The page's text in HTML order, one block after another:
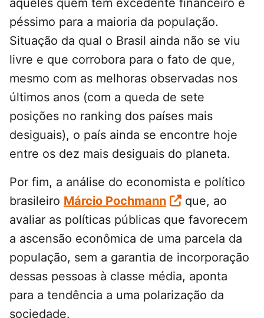
aqueles quem tem excedente financeiro e
péssimo para a maioria da população.
Situação da qual o Brasil ainda não se viu
livre e que corrobora para o fato de que,
mesmo com as melhoras observadas nos
últimos anos (com a queda de sete
posições no ranking dos países mais
desiguais), o país ainda se encontre hoje
entre os dez mais desiguais do planeta.
Por fim, a análise do economista e político
brasileiro Márcio Pochmann
que, ao
avaliar as políticas públicas que favorecem
a ascensão econômica de uma parcela da
população, sem a garantia de incorporação
dessas pessoas à classe média, aponta
para a tendência a uma polarização da
sociedade.